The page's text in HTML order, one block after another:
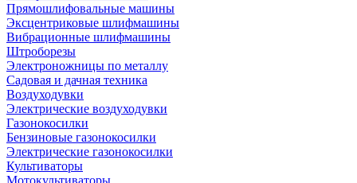
Прямошлифовальные машины
Эксцентриковые шлифмашины
Вибрационные шлифмашины
Штроборезы
Электроножницы по металлу
Садовая и дачная техника
Воздуходувки
Электрические воздуходувки
Газонокосилки
Бензиновые газонокосилки
Электрические газонокосилки
Культиваторы
Мотокультиваторы